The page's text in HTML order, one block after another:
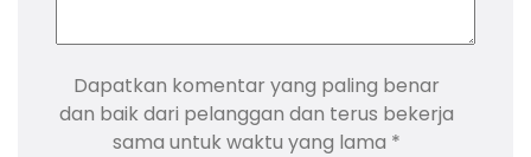
Dapatkan komentar yang paling benar
dan baik dari pelanggan dan terus bekerja
sama untuk waktu yang lama *